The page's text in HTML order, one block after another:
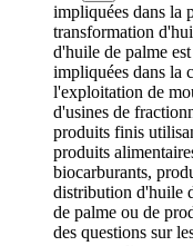
impliquées dans la
transformation
d'huile de palme
impliquées dans la
l'exploitation de
d'usines de
produits finis
produits
biocarburants,
distribution d'huile
de palme ou de
des questions sur